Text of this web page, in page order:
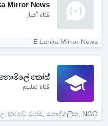
Mirror News
قناة أخبار
E Lanka Mirror News
කෝස්‌
قناة تعليم
රාජ්‍ය, පෞද්ගලික, NGO...